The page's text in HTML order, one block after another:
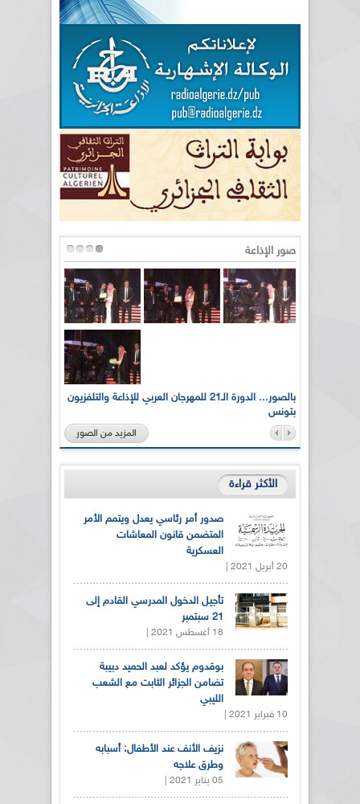
صور الإذاعة
بالصور... الدورة الـ21 للمهرجان العربي للإذاعة والتلفزيون
بتونس
المزيد من الصور
الأكثر قراءة
صدور أمر رئاسي يعدل ويتمم الأمر
المتضمن قانون المعاشات
العسكرية
20 أبريل 2021 |
تأجيل الدخول المدرسي القادم إلى
21 سبتمبر
18 أغسطس 2021 |
بوقدوم يؤكد لعبد الحميد دبيبة
تضامن الجزائر الثابت مع الشعب
الليبي
10 فبراير 2021 |
نزيف الأنف عند الأطفال: أسبابه
وطرق علاجه
05 يناير 2021 |